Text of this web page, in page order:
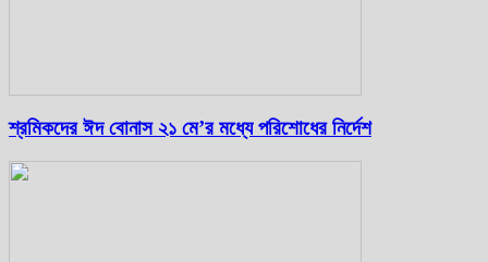
শ্রমিকদের ঈদ বোনাস ২১ মে’র মধ্যে পরিশোধের নির্দেশ